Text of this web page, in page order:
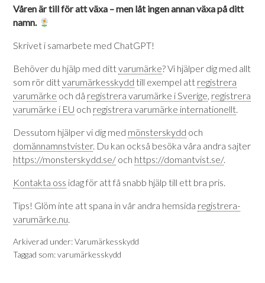
Våren är till för att växa – men låt ingen annan växa på ditt
namn.
Skrivet i samarbete med ChatGPT!
Behöver du hjälp med dittvarumärke? Vi hjälper dig med allt
som rör dittvarumärkesskydd till exempel att registrera
varumärke och då registrera varumärke i Sverige, registrera
varumärke i EU och registrera varumärke internationellt.
Dessutom hjälper vi dig med mönsterskydd och
domännamnstvister. Du kan också besöka våra andra sajter
https://monsterskydd.se/ och https://domantvist.se/.
Kontakta oss idag för att få snabb hjälp till ett bra pris.
Tips! Glöm inte att spana in vår andra hemsida registrera-
varumärke.nu.
Arkiverad under:Varumärkesskydd
Taggad som:varumärkesskydd